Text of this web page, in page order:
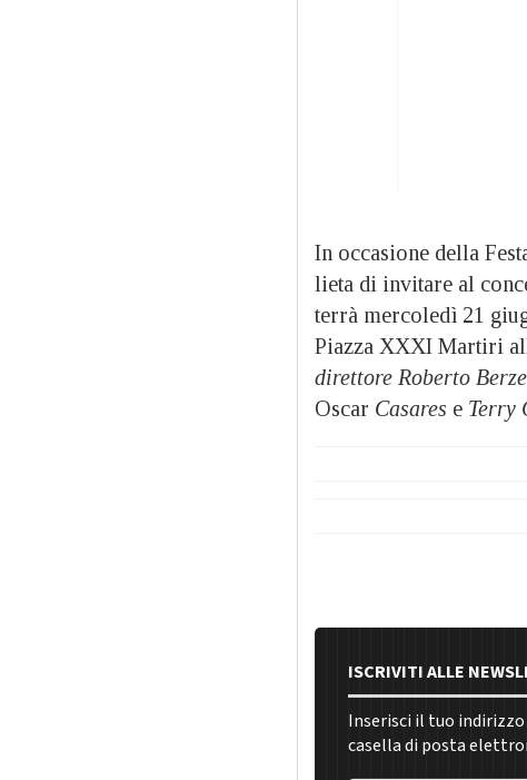
In occasione della
lieta di invitare al
terrà mercoledì 21
Piazza XXXI Martiri
direttore Roberto
Oscar Casares e Terry
ISCRIVITI ALLE
Inserisci il tuo
casella di posta